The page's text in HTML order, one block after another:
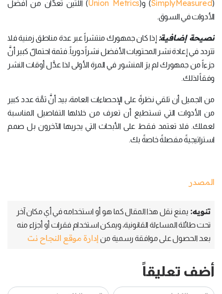
(
SimplyMeasured) و(Union Metrics) اللتين تُعدَّان من أفضل
الأدوات في السوق.
نصيحة إضافية: إذا كان جمهورك منتشراً عبر عدة مناطق زمنية فلا
تتردد في إعادة نشر المحتويات الأفضل نشراً دورياً. فثمة احتمالٌ كبير أنَّ
جزءاً من جمهورك لم يرَ المنشور في المرة الأولى لذا عدَّل أوقات النشر
وفقاً لذلك.
من الجميل أن تلقي نظرةً على الإحصاءات العامة، بيد أنَّ ثمَّة عدد كبير
من الأدوات التي تستطيع أن تعرف من خلالها التفاصيل المناسبة
لعملك. فلا تعتمد فقط على الأبحاث التي يجريها الآخرون بل صمم
استراتيجيةً مفصلةً خاصةً بك.
المصدر
تنويه: يمنع نقل هذا المقال كما هو أو استخدامه في أي مكان آخر
تحت طائلة المساءلة القانونية، ويمكن استخدام فقرات أو أجزاء منه
بعد الحصول على موافقة رسمية من إدارة موقع النجاح نت
أضف تعليقاً